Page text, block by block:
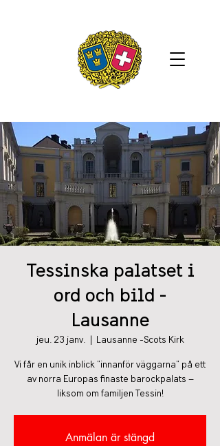
Tessinska palatset i
ord och bild -
Lausanne
jeu. 23 janv. Lausanne -Scots Kirk
Vi får en unik inblick "innanför väggarna" på ett
av norra Europas finaste barockpalats –
liksom om familjen Tessin!
Anmälan är stängd